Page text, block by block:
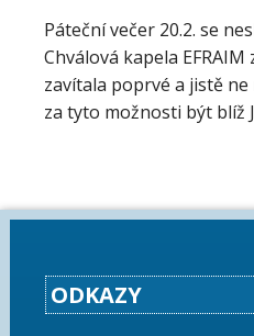
Páteční večer 20.2. se
Chválová kapela
zavítala poprvé a jistě
za tyto možnosti být blíž
ODKAZY